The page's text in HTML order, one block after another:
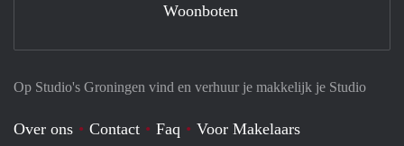
Op Studio's Groningen vind en verhuur je makkelijk je Studio
Over ons Contact Faq
Voor Makelaars
Woonboten